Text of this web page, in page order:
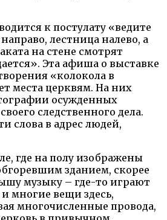
к постулату «ведите
лестница налево, а
на стене смотрят
Эта афиша о выставке
«колокола в
места церквям. На них
осужденных
следственного дела.
слова в адрес людей,
где на полу изображены
зданием, скорее
музыку – где-то играют
многие вещи здесь,
многочисленные провода,